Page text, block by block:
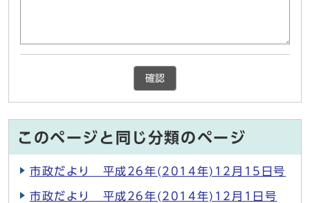
確認
このページと同じ分類のページ
市政だより 平成26年(2014年)12月15日号
市政だより 平成26年(2014年)12月1日号